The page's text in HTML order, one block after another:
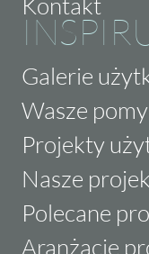
Galerie
Wasze
Projekty
Nasze
Polecane
Aranżacje